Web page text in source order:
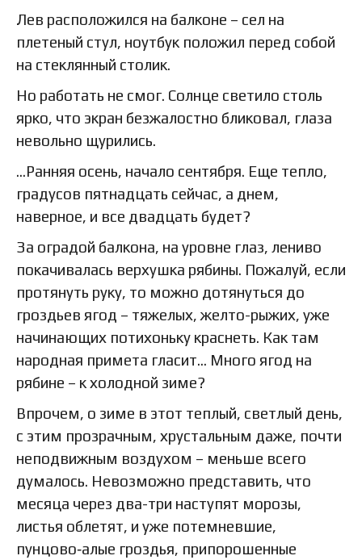
Лев расположился на балконе – сел на
плетеный стул, ноутбук положил перед собой
на стеклянный столик.
Но работать не смог. Солнце светило столь
ярко, что экран безжалостно бликовал, глаза
невольно щурились.
…Ранняя осень, начало сентября. Еще тепло,
градусов пятнадцать сейчас, а днем,
наверное, и все двадцать будет?
За оградой балкона, на уровне глаз, лениво
покачивалась верхушка рябины. Пожалуй, если
протянуть руку, то можно дотянуться до
гроздьев ягод – тяжелых, желто-рыжих, уже
начинающих потихоньку краснеть. Как там
народная примета гласит… Много ягод на
рябине – к холодной зиме?
Впрочем, о зиме в этот теплый, светлый день,
с этим прозрачным, хрустальным даже, почти
неподвижным воздухом – меньше всего
думалось. Невозможно представить, что
месяца через два-три наступят морозы,
листья облетят, и уже потемневшие,
пунцово‑алые гроздья, припорошенные